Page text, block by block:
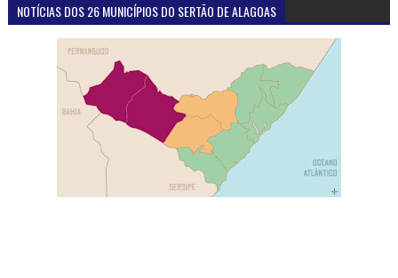
NOTÍCIAS DOS 26 MUNICÍPIOS DO SERTÃO DE ALAGOAS